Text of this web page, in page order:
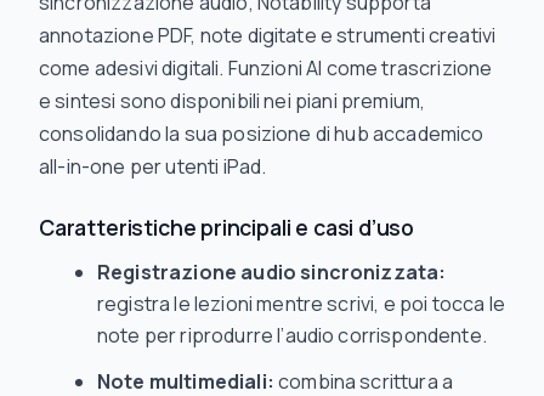
annotazione PDF, note digitate e strumenti creativi
come adesivi digitali. Funzioni AI come trascrizione
e sintesi sono disponibili nei piani premium,
consolidando la sua posizione di hub accademico
all-in-one per utenti iPad.
Caratteristiche principali e casi d’uso
Registrazione audio sincronizzata:
registra le lezioni mentre scrivi, e poi tocca le
note per riprodurre l’audio corrispondente.
Note multimediali: combina scrittura a